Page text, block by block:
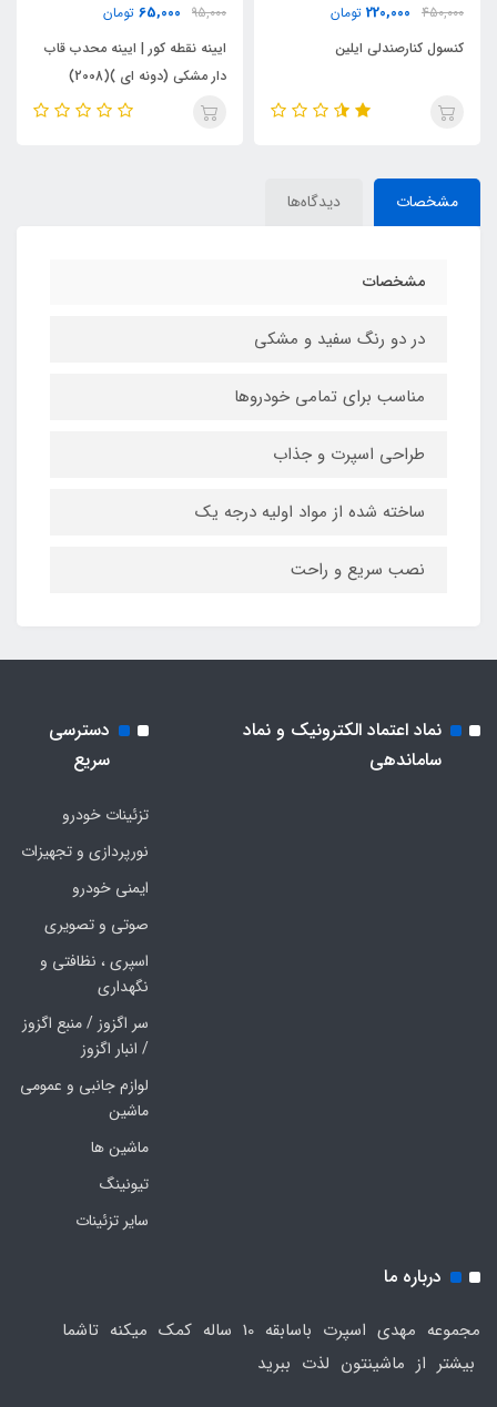
95,000
65,000 تومان
ایینه نقطه کور | ایینه محدب قاب
250,000
140,000 تومان
خوشبو کننده خودرو ایفل مدل
آویزی 10 میل
مشخصات دیدگاه‌ها
مشخصات
در دو رنگ سفید و مشکی
مناسب برای تمامی خودروها
طراحی اسپرت و جذاب
ساخته شده از مواد اولیه درجه یک
نصب سریع و راحت
نماد اعتماد الکترونیک و نماد
ساماندهی
دسترسی
سریع
تزئینات خودرو
نورپردازی و تجهیزات
ایمنی خودرو
صوتی و تصویری
اسپری ، نظافتی و
نگهداری
سر اگزوز / منبع اگزوز
/ انبار اگزوز
لوازم جانبی و عمومی
ماشین
ماشین ها
تیونینگ
سایر تزئینات
درباره ما
مجموعه مهدی اسپرت باسابقه 10 ساله کمک میکنه تاشما
بیشتر از ماشینتون لذت ببرید